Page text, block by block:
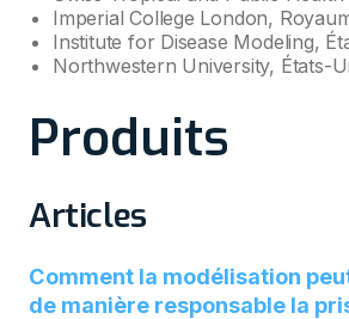
Imperial College London,
Institute for Disease Modeling,
Northwestern University, États-
Produits
Articles
Comment la modélisation
de manière responsable la